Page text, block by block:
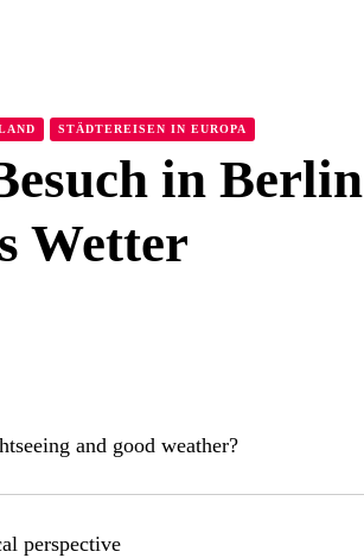
STÄDTEREISEN IN EUROPA
in Berlin
Wetter
and good weather?
perspective